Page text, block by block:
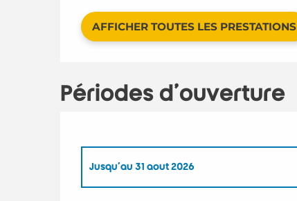
AFFICHER TOUTES LES PRESTATIONS
Périodes d'ouverture
Jusqu'au 31 août 2026